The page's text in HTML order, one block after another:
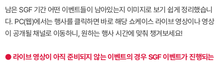
남은 SGF 기간 어떤 이벤트들이 남아있는지 이미지로 보기 쉽게 정리했습니
다. PC(웹)에서는 행사를 클릭하면 바로 해당 쇼케이스 라이브 영상이나 영상
이 공개될 채널로 이동하니, 원하는 행사 시간에 맞춰 챙겨보세요!
● 라이브 영상이 아직 준비되지 않는 이벤트의 경우 SGF 이벤트가 진행되는